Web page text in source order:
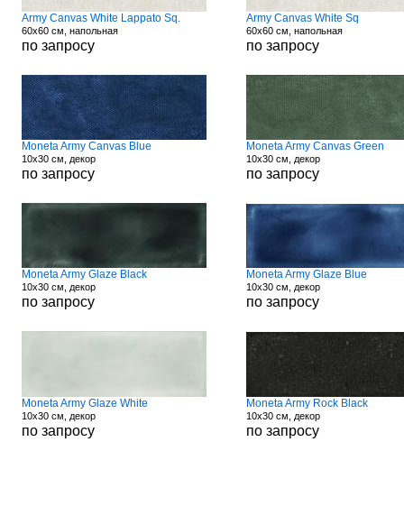
Army Canvas White Lappato Sq.
60x60 см, напольная
по запросу
Army Canvas White Sq
60x60 см, напольная
по запросу
Moneta Army Canvas Blue
10x30 см, декор
по запросу
Moneta Army Canvas Green
10x30 см, декор
по запросу
Moneta Army Glaze Black
10x30 см, декор
по запросу
Moneta Army Glaze Blue
10x30 см, декор
по запросу
Moneta Army Glaze White
10x30 см, декор
по запросу
Moneta Army Rock Black
10x30 см, декор
по запросу